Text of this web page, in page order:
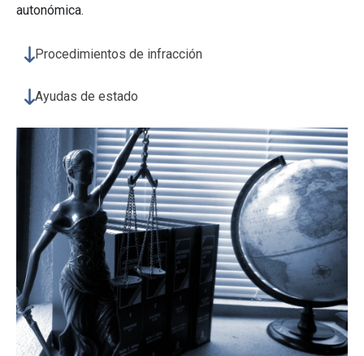
autonómica.
Procedimientos de infracción
Ayudas de estado